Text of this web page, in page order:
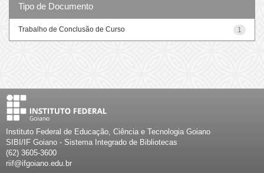
Tipo de Documento
1
Trabalho de Conclusão de Curso
Instituto Federal de Educação, Ciência e Tecnologia Goiano
SIBI/IF Goiano - Sistema Integrado de Bibliotecas
(62) 3605-3600
riif@ifgoiano.edu.br